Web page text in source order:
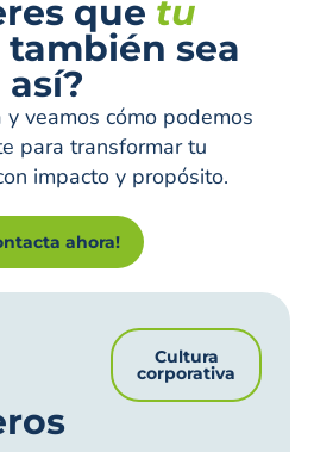
que tu
también sea
así?
veamos cómo podemos
para transformar tu
impacto y propósito.
ahora!
Cultura
corporativa